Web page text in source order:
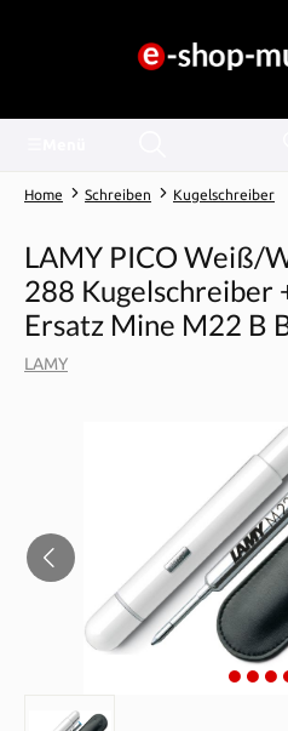
Home Schreiben Kugelschreiber
LAMY PICO Weiß/
288 Kugelschreiber
Ersatz Mine M22 B
LAMY